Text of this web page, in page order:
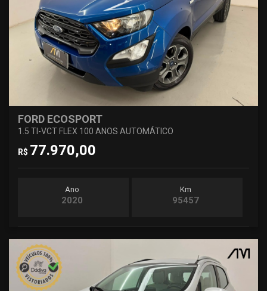
FORD ECOSPORT
1.5 TI-VCT FLEX 100 ANOS AUTOMÁTICO
R$ 77.970,00
Ano
2020
Km
95457